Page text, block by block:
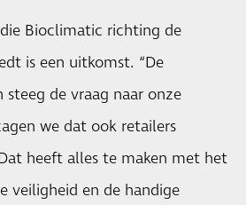
Bioclimatic richting de
is een uitkomst. “De
de vraag naar onze
we dat ook retailers
heeft alles te maken met het
veiligheid en de handige